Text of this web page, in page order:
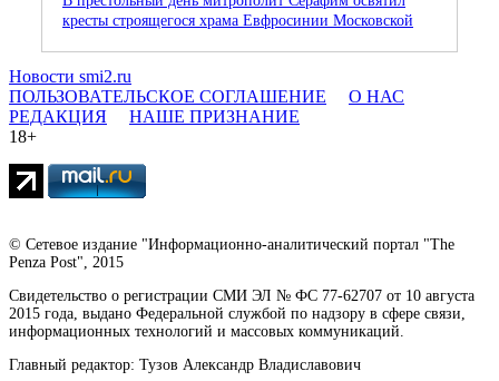
кресты строящегося храма Евфросинии Московской
Новости smi2.ru
ПОЛЬЗОВАТЕЛЬСКОЕ СОГЛАШЕНИЕ
О НАС
РЕДАКЦИЯ
НАШЕ ПРИЗНАНИЕ
18+
© Сетевое издание "Информационно-аналитический портал "The
Penza Post", 2015
Свидетельство о регистрации СМИ ЭЛ № ФС 77-62707 от 10 августа
2015 года, выдано Федеральной службой по надзору в сфере связи,
информационных технологий и массовых коммуникаций.
Главный редактор: Тузов Александр Владиславович